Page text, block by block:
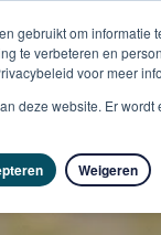
gebruikt om
te verbeteren en
voor meer
deze website. Er
Weigeren
& advies